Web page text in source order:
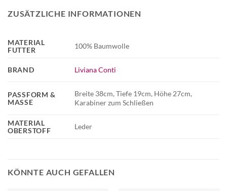
ZUSÄTZLICHE INFORMATIONEN
MATERIAL
OBERSTOFF
Leder
MATERIAL
FUTTER
100% Baumwolle
BRAND Liviana Conti
PASSFORM &
MASSE
Breite 38cm, Tiefe 19cm, Höhe 27cm,
Karabiner zum Schließen
KÖNNTE AUCH GEFALLEN